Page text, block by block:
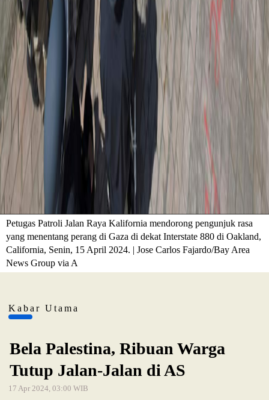
Petugas Patroli Jalan Raya Kalifornia mendorong pengunjuk rasa
yang menentang perang di Gaza di dekat Interstate 880 di Oakland,
California, Senin, 15 April 2024. | Jose Carlos Fajardo/Bay Area
News Group via A
Kabar Utama
Bela Palestina, Ribuan Warga
Tutup Jalan-Jalan di AS
17 Apr 2024, 03:00 WIB